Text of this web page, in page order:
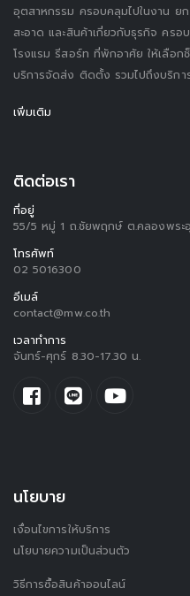
อุตสาหกรรม ครอบคลุมไปในงาน ย
สะอาด และสินค้าเกี่ยวกับธุรกิจ ครอ
โรงแรม รีสอร์ท ที่พักอาศัย ให้เลือ
บริการจัดส่ง ติดตั้ง รวมไปถึงบริกา
เพิ่มเติม
ติดต่อเรา
ที่อยู่
55/5 หมู่ 1 ถ.ชัยพฤกษ์ ต.คลองพระ
โทรศัพท์
02 5016300
อีเมล์
contact@mw.co.th
เวลาทำการ
จันทร์-ศุกร์ 8.30-17.30 น.
นโยบาย
เงื่อนไขการให้บริการ
นโยบายความเป็นส่วนตัว
วิธีการซื้อสินค้าออนไลน์